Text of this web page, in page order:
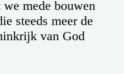
mede bouwen
steeds meer de
van God